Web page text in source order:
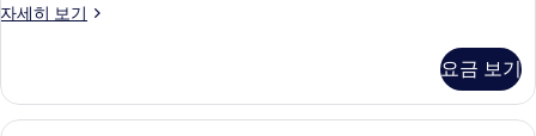
사
모
두
자세히 보기
프
패
밀
요금 보기
고급 침구, 객실 내 금고, 책상, 암막 커튼